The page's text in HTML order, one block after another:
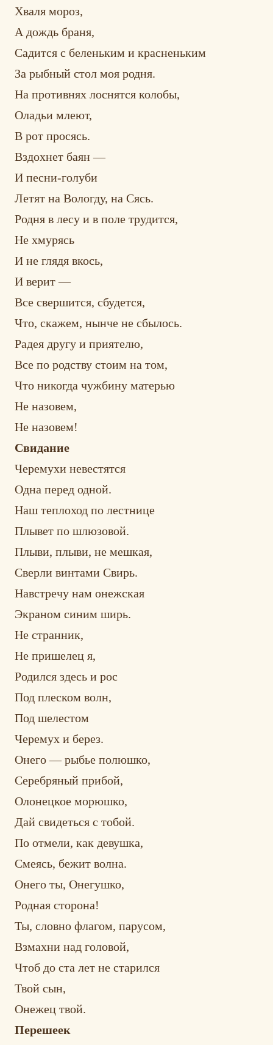
Хваля мороз,
А дождь браня,
Садится с беленьким и красненьким
За рыбный стол моя родня.
На противнях лоснятся колобы,
Оладьи млеют,
В рот просясь.
Вздохнет баян —
И песни-голуби
Летят на Вологду, на Сясь.
Родня в лесу и в поле трудится,
Не хмурясь
И не глядя вкось,
И верит —
Все свершится, сбудется,
Что, скажем, нынче не сбылось.
Радея другу и приятелю,
Все по родству стоим на том,
Что никогда чужбину матерью
Не назовем,
Не назовем!
Свидание
Черемухи невестятся
Одна перед одной.
Наш теплоход по лестнице
Плывет по шлюзовой.
Плыви, плыви, не мешкая,
Сверли винтами Свирь.
Навстречу нам онежская
Экраном синим ширь.
Не странник,
Не пришелец я,
Родился здесь и рос
Под плеском волн,
Под шелестом
Черемух и берез.
Онего — рыбье полюшко,
Серебряный прибой,
Олонецкое морюшко,
Дай свидеться с тобой.
По отмели, как девушка,
Смеясь, бежит волна.
Онего ты, Онегушко,
Родная сторона!
Ты, словно флагом, парусом,
Взмахни над головой,
Чтоб до ста лет не старился
Твой сын,
Онежец твой.
Перешеек